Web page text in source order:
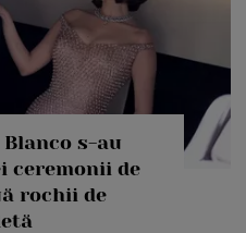
Blanco s-au
ceremonii de
rochii de